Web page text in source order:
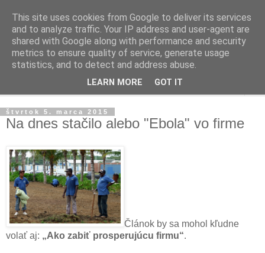
Ako riadiť firmu
Praktické tipy pre podnikanie, riadenie ľudí a firiem
štvrtok 5. marca 2015
Na dnes stačilo alebo "Ebola" vo firme
Článok by sa mohol kľudne
volať aj: „Ako zabiť prosperujúcu firmu“.
This site uses cookies from Google to deliver its services
and to analyze traffic. Your IP address and user-agent are
shared with Google along with performance and security
metrics to ensure quality of service, generate usage
statistics, and to detect and address abuse.
LEARN MORE GOT IT